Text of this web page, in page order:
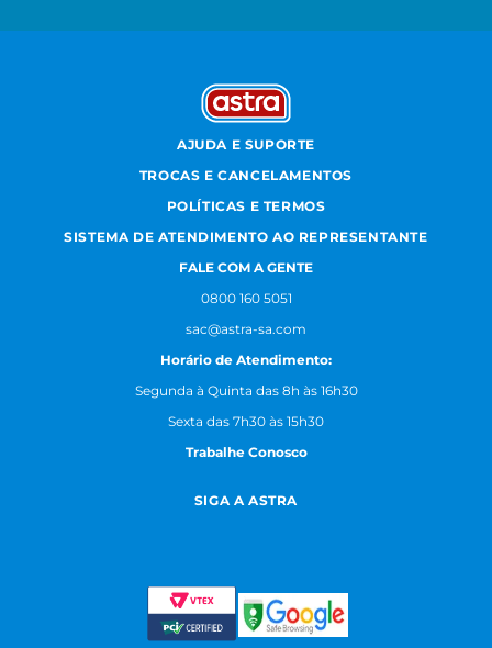
AJUDA E SUPORTE
TROCAS E CANCELAMENTOS
POLÍTICAS E TERMOS
SISTEMA DE ATENDIMENTO AO REPRESENTANTE
FALE COM A GENTE
0800 160 5051
sac@astra-sa.com
Horário de Atendimento:
Segunda à Quinta das 8h às 16h30
Sexta das 7h30 às 15h30
Trabalhe Conosco
SIGA A ASTRA